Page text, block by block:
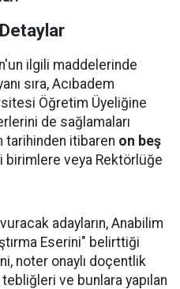
ilgili maddelerinde
sıra, Acıbadem
Öğretim Üyeliğine
de sağlamaları
tarihinden itibaren on beş
birimlere veya Rektörlüğe
adayların, Anabilim
Eserini" belirttiği
noter onaylı doçentlik
ve bunlara yapılan